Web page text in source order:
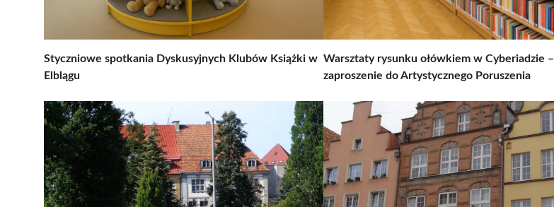
Styczniowe spotkania Dyskusyjnych Klubów Książki w
Elblągu
Warsztaty rysunku ołówkiem w Cyberiadzie –
zaproszenie do Artystycznego Poruszenia